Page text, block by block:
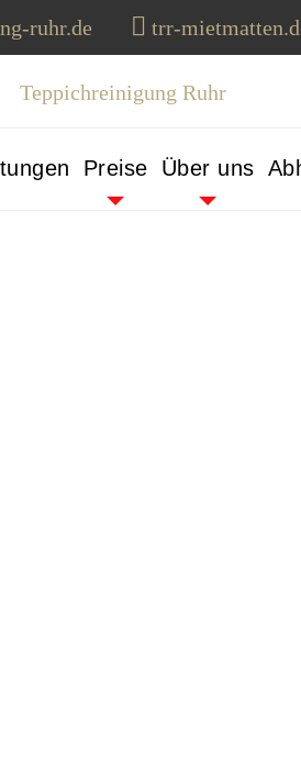
ruhr.de trr-
Preise Über uns